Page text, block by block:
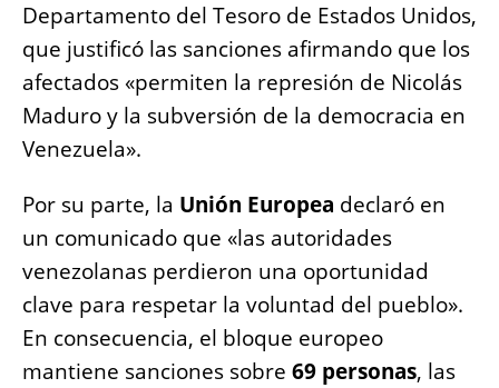
Departamento del Tesoro de Estados Unidos,
que justificó las sanciones afirmando que los
afectados «permiten la represión de Nicolás
Maduro y la subversión de la democracia en
Venezuela».
Por su parte, la Unión Europea declaró en
un comunicado que «las autoridades
venezolanas perdieron una oportunidad
clave para respetar la voluntad del pueblo».
En consecuencia, el bloque europeo
mantiene sanciones sobre 69 personas, las